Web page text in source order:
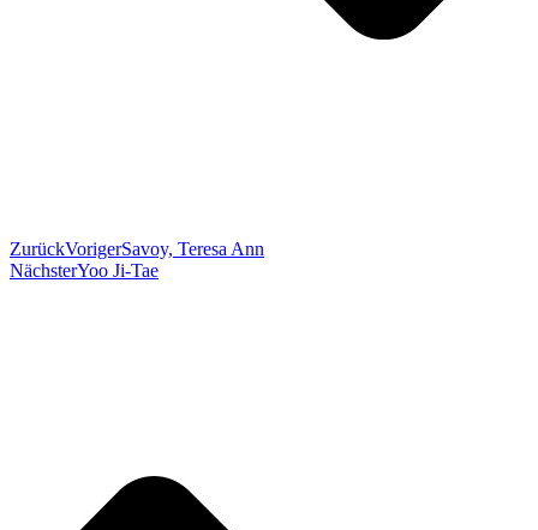
ZurückVorigerSavoy, Teresa Ann
NächsterYoo Ji-Tae